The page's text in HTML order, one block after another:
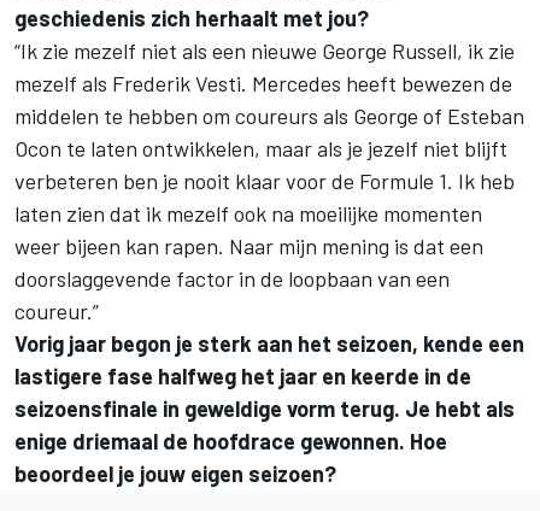
geschiedenis zich herhaalt met jou?
“Ik zie mezelf niet als een nieuwe George Russell, ik zie
mezelf als Frederik Vesti. Mercedes heeft bewezen de
middelen te hebben om coureurs als George of Esteban
Ocon te laten ontwikkelen, maar als je jezelf niet blijft
verbeteren ben je nooit klaar voor de Formule 1. Ik heb
laten zien dat ik mezelf ook na moeilijke momenten
weer bijeen kan rapen. Naar mijn mening is dat een
doorslaggevende factor in de loopbaan van een
coureur.”
Vorig jaar begon je sterk aan het seizoen, kende een
lastigere fase halfweg het jaar en keerde in de
seizoensfinale in geweldige vorm terug. Je hebt als
enige driemaal de hoofdrace gewonnen. Hoe
beoordeel je jouw eigen seizoen?